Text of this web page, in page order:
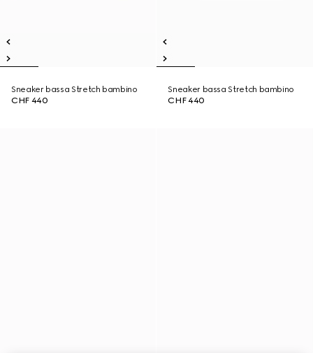
Sneaker bassa Stretch bambino
CHF 440
Sneaker bassa Stretch bambino
CHF 440